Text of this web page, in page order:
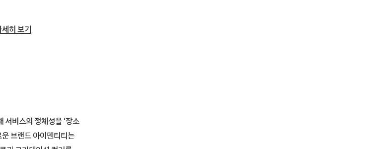
히 보기
서비스의 정체성을 ‘장소
브랜드 아이덴티티는